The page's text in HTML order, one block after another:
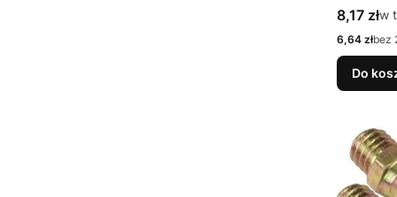
Cena
8,17 złw
w
Cena netto
6,64 złbez
Do